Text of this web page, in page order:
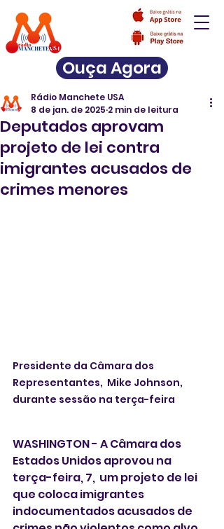
Ouça Agora
Deputados aprovam
projeto de lei contra
imigrantes acusados de
crimes menores
Rádio Manchete USA
8 de jan. de 2025 2 min de leitura
Presidente da Câmara dos
Representantes,  Mike Johnson,
durante sessão na terça-feira
WASHINGTON - A Câmara dos
Estados Unidos aprovou na
terça-feira, 7,  um projeto de lei
que coloca imigrantes
indocumentados acusados ​​de